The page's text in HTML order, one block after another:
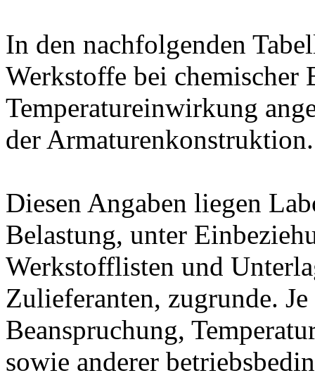
In den nachfolgenden
Werkstoffe bei chemischer
Temperatureinwirkung
der Armaturenkonstruktion.
Diesen Angaben liegen
Belastung, unter
Werkstofflisten und
Zulieferanten, zugrunde.
Beanspruchung,
sowie anderer